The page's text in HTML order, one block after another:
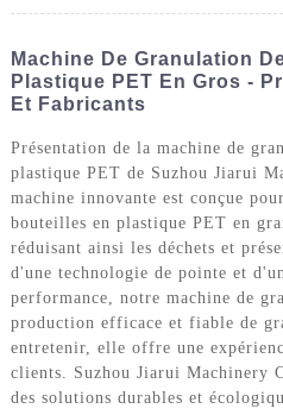
Machine De Granulation
Plastique PET En Gros -
Et Fabricants
Présentation de la machine de
plastique PET de Suzhou Jiarui
machine innovante est conçue
bouteilles en plastique PET en
réduisant ainsi les déchets et
d'une technologie de pointe et
performance, notre machine de
production efficace et fiable de
entretenir, elle offre une
clients. Suzhou Jiarui Machinery
des solutions durables et